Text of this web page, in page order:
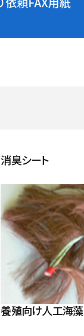
消臭シート
養殖向け人工海藻